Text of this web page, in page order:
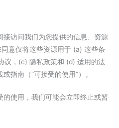
访问我们为您提供的信息、资源
意仅将这些资源用于 (a) 这些条
议，(c) 隐私政策和 (d) 适用的法
指南（“可接受的使用”）。
使用，我们可能会立即终止或暂